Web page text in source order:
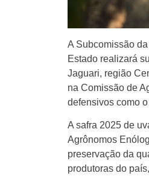
A Subcomissão
Estado realizará
Jaguari, região
na Comissão de
defensivos como
A safra 2025 de
Agrônomos
preservação da
produtoras do